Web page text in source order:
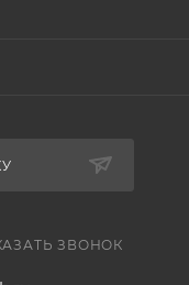
ЗВОНОК